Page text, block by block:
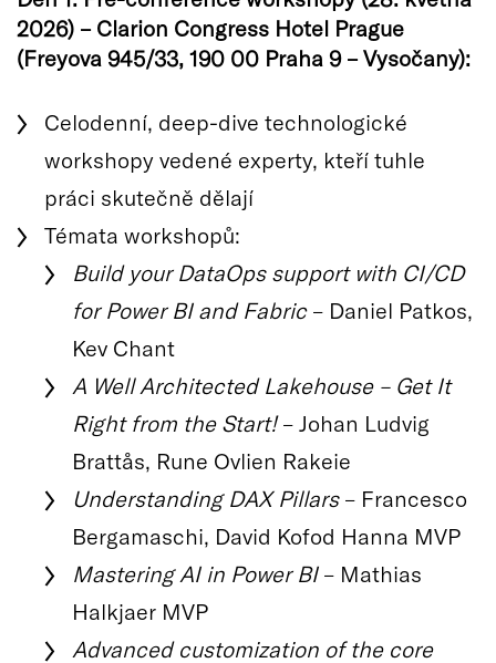
2026) – Clarion Congress Hotel Prague
(Freyova 945/33, 190 00 Praha 9 – Vysočany):
Celodenní, deep-dive technologické
workshopy vedené experty, kteří tuhle
práci skutečně dělají
Témata workshopů:
Build your DataOps support with CI/CD
for Power BI and Fabric– Daniel Patkos,
Kev Chant
A Well Architected Lakehouse – Get It
Right from the Start!– Johan Ludvig
Brattås, Rune Ovlien Rakeie
Understanding DAX Pillars– Francesco
Bergamaschi, David Kofod Hanna MVP
Mastering AI in Power BI– Mathias
Halkjaer MVP
Advanced customization of the core